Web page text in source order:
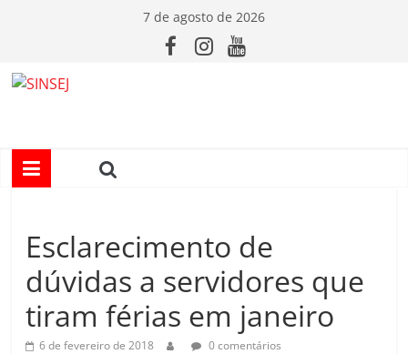
conteúdo
7 de agosto de 2026
I
S
E
Esclarecimento de
dúvidas a servidores que
tiram férias em janeiro
6 de fevereiro de 2018 0 comentários